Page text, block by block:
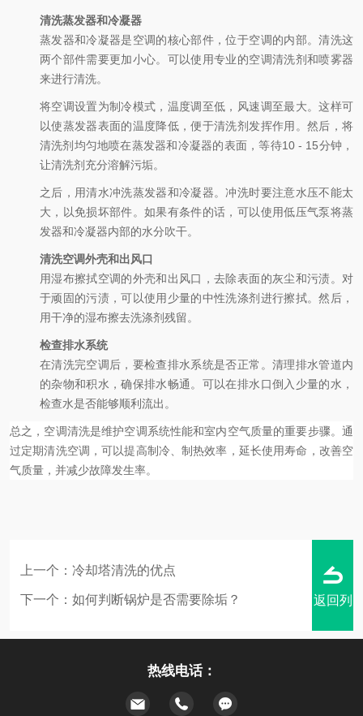
清洗蒸发器和冷凝器
蒸发器和冷凝器是空调的核心部件，位于空调的内部。清洗这
两个部件需要更加小心。可以使用专业的空调清洗剂和喷雾器
来进行清洗。
将空调设置为制冷模式，温度调至低，风速调至最大。这样可
以使蒸发器表面的温度降低，便于清洗剂发挥作用。然后，将
清洗剂均匀地喷在蒸发器和冷凝器的表面，等待10 - 15分钟，
让清洗剂充分溶解污垢。
之后，用清水冲洗蒸发器和冷凝器。冲洗时要注意水压不能太
大，以免损坏部件。如果有条件的话，可以使用低压气泵将蒸
发器和冷凝器内部的水分吹干。
清洗空调外壳和出风口
用湿布擦拭空调的外壳和出风口，去除表面的灰尘和污渍。对
于顽固的污渍，可以使用少量的中性洗涤剂进行擦拭。然后，
用干净的湿布擦去洗涤剂残留。
检查排水系统
在清洗完空调后，要检查排水系统是否正常。清理排水管道内
的杂物和积水，确保排水畅通。可以在排水口倒入少量的水，
检查水是否能够顺利流出。
总之，空调清洗是维护空调系统性能和室内空气质量的重要步骤。通
过定期清洗空调，可以提高制冷、制热效率，延长使用寿命，改善空
气质量，并减少故障发生率。
上一个： 冷却塔清洗的优点
下一个： 如何判断锅炉是否需要除垢？ 返回列
热线电话：